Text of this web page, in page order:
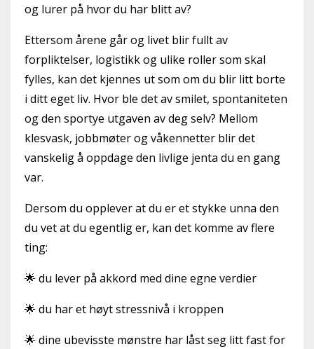
og lurer på hvor du har blitt av?
Ettersom årene går og livet blir fullt av
forpliktelser, logistikk og ulike roller som skal
fylles, kan det kjennes ut som om du blir litt borte
i ditt eget liv. Hvor ble det av smilet, spontaniteten
og den sportye utgaven av deg selv? Mellom
klesvask, jobbmøter og våkennetter blir det
vanskelig å oppdage den livlige jenta du en gang
var.
Dersom du opplever at du er et stykke unna den
du vet at du egentlig er, kan det komme av flere
ting:
🌟 du lever på akkord med dine egne verdier
🌟 du har et høyt stressnivå i kroppen
🌟 dine ubevisste mønstre har låst seg litt fast for